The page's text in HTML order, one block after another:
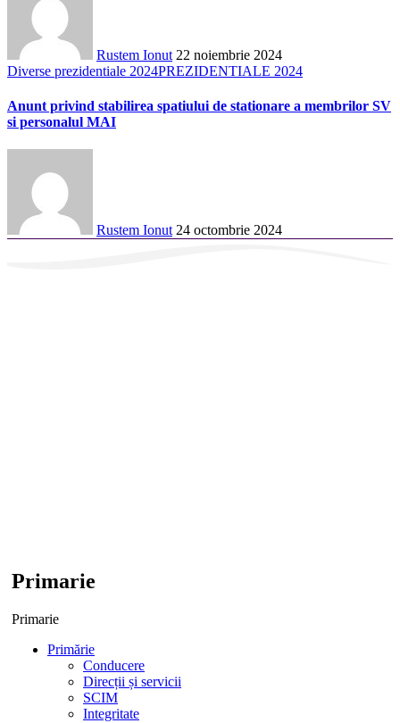
Rustem Ionut 22 noiembrie 2024
Diverse prezidentiale 2024PREZIDENTIALE 2024
Anunt privind stabilirea spatiului de stationare a membrilor SV
si personalul MAI
Rustem Ionut 24 octombrie 2024
Primarie
Primarie
Primărie
Conducere
Direcții și servicii
SCIM
Integritate